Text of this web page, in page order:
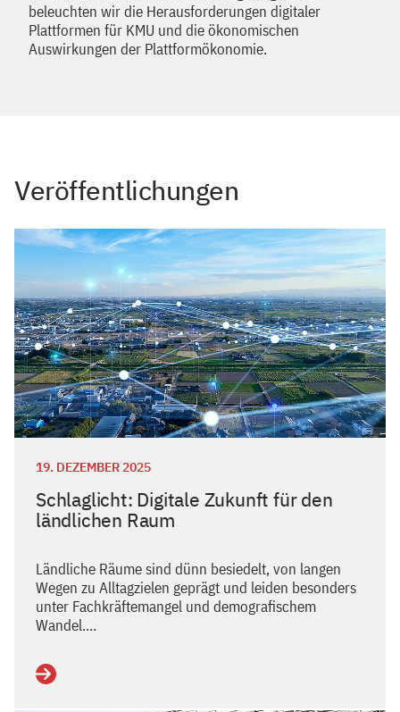
beleuchten wir die Herausforderungen digitaler
Plattformen für KMU und die ökonomischen
Auswirkungen der Plattformökonomie.
Veröffentlichungen
19. DEZEMBER 2025
Schlaglicht: Digitale Zukunft für den
ländlichen Raum
Ländliche Räume sind dünn besiedelt, von langen
Wegen zu Alltagzielen geprägt und leiden besonders
unter Fachkräftemangel und demografischem
Wandel.…
Weiterlesen